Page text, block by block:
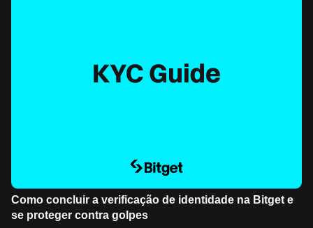
Como concluir a verificação de identidade na Bitget e
se proteger contra golpes